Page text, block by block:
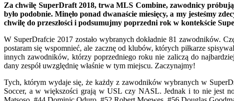
Za chwilę SuperDraft 2018, trwa MLS Combine, zawodnicy
było podobnie. Minęło ponad dwanaście miesięcy, a my jesteśmy
chwilę do przeszłości i podsumujmy poprzedni rok w kontekście
W SuperDrafcie 2017 zostało wybranych dokładnie 81 zawodników.
postaram się wspomnieć, ale zacznę od klubów, których piłkarze
innych zawodników, którzy poprzedniego roku nie zaliczą do
dany zespół uwzględnię właśnie w tym miejscu. Zaczynajmy!
Tych, którym wydaje się, że każdy z zawodników wybranych w
Soccer, a w większości grają w USL czy NASL. Jednak i to nie jest